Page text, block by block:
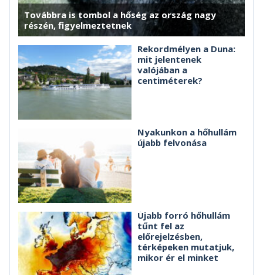
Továbbra is tombol a hőség az ország nagy
részén, figyelmeztetnek
Rekordmélyen a Duna:
mit jelentenek
valójában a
centiméterek?
Nyakunkon a hőhullám
újabb felvonása
Újabb forró hőhullám
tűnt fel az
előrejelzésben,
térképeken mutatjuk,
mikor ér el minket